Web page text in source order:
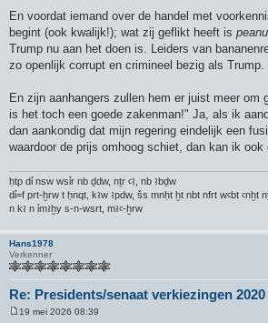
En voordat iemand over de handel met
begint (ook kwalijk!); wat zij geflikt heeft is
Trump nu aan het doen is. Leiders van
zo openlijk corrupt en crimineel bezig als Trump.
En zijn aanhangers zullen hem er juist meer om
is het toch een goede zakenman!" Ja, als ik
dan aankondig dat mijn regering eindelijk een
waardoor de prijs omhoog schiet, dan kan ik ook
ḥtp dỉ nsw wsỉr nb ḏdw, nṯr ꜥꜣ, nb ꜣbḏw
dỉ=f prt-ḫrw t ḥnqt, kꜣw ꜣpdw, šs mnḥt ḫt nbt nfrt wꜥbt ꜥnḫt
n kꜣ n ỉmꜣḫy s-n-wsrt, mꜣꜥ-ḫrw
Hans1978
Verkenner
Re: Presidents/senaat verkiezingen 2020
19 mei 2026 08:39